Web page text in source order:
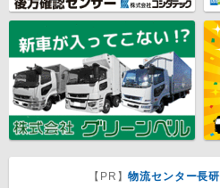
【PR】物流センター長